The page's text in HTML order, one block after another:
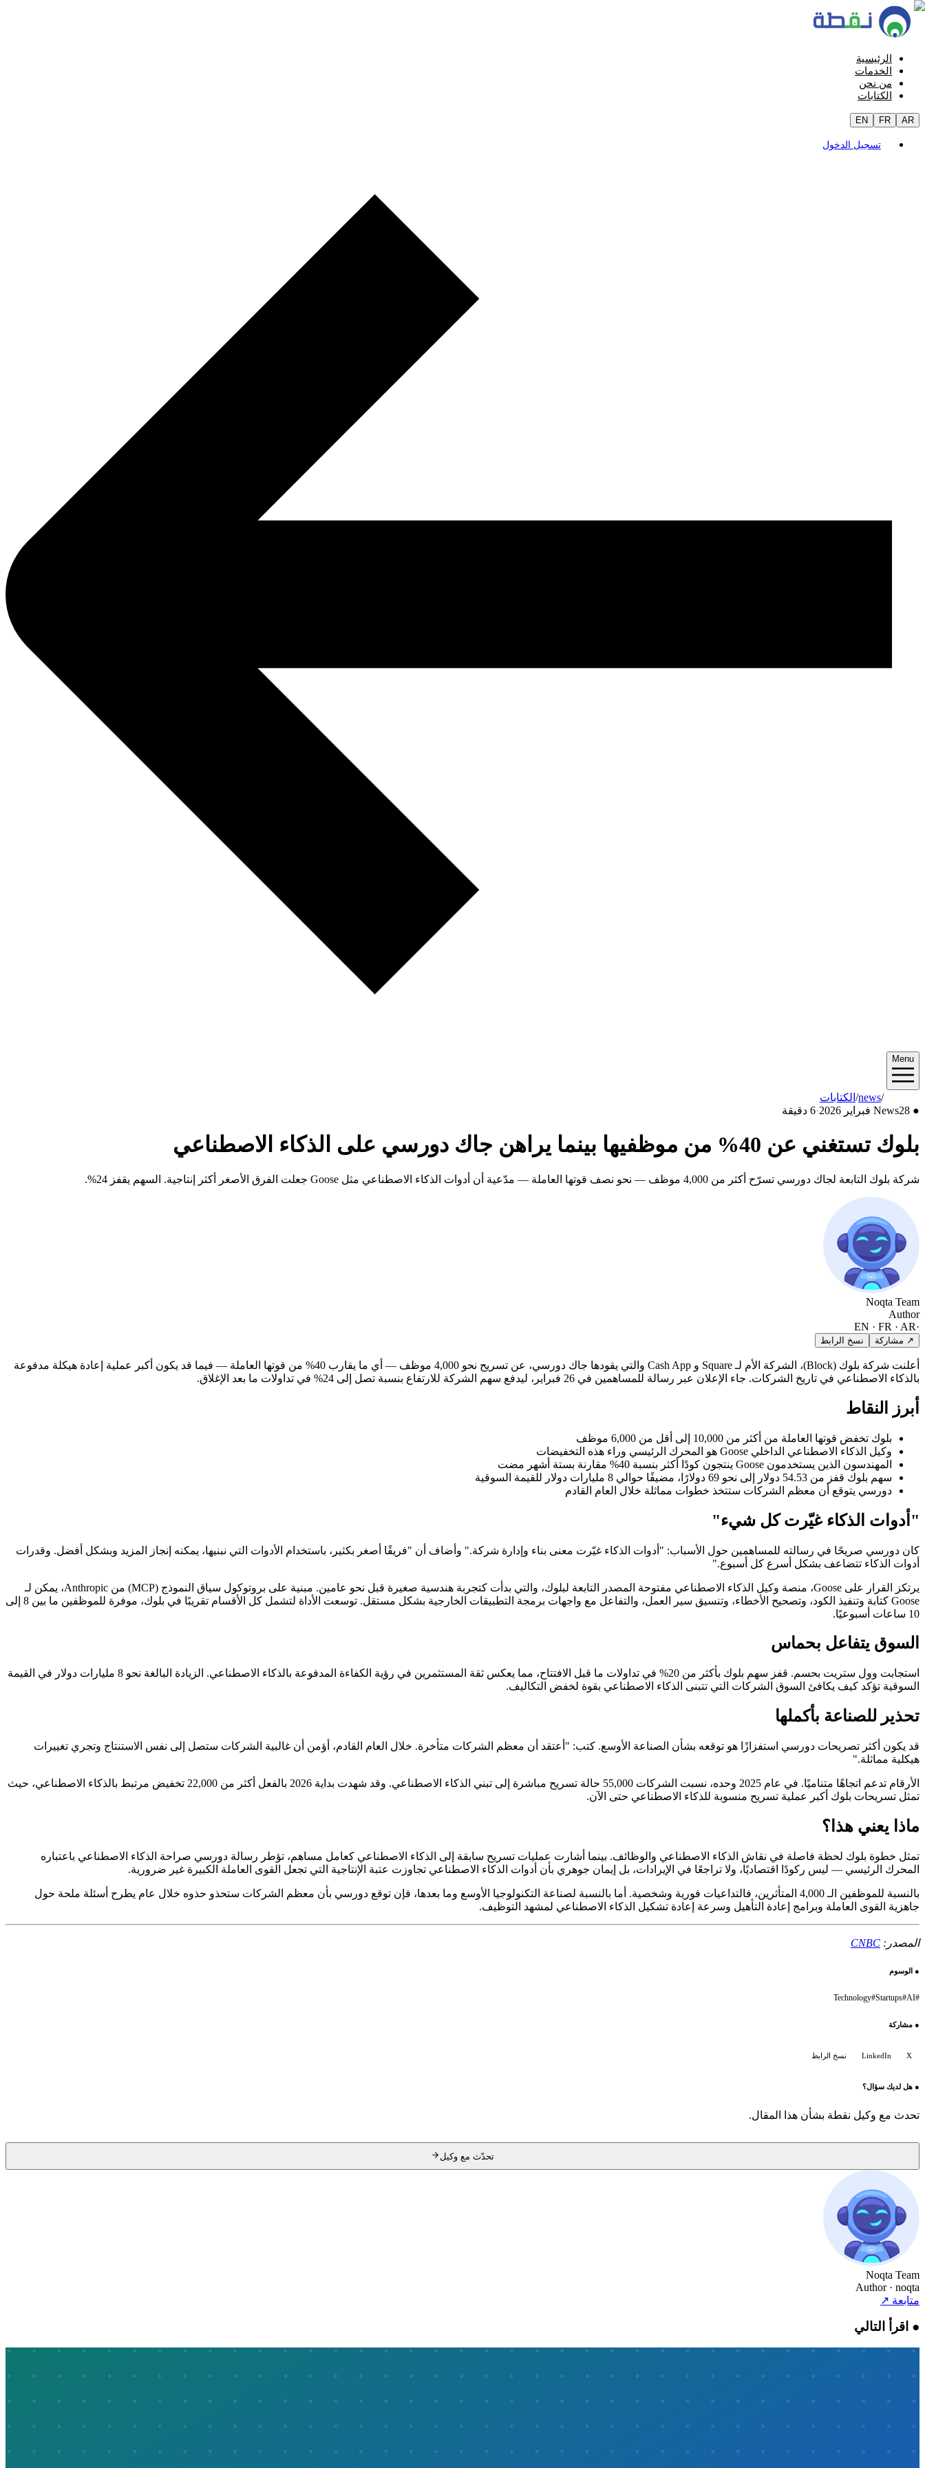
الرئيسية
الخدمات
من نحن
الكتابات
EN FR AR
تسجيل الدخول
Menu
الكتابات /news/2026/02
●
News28 فبراير 2026 ·6 دقيقة
بلوك تستغني عن 40% من موظفيها بينما يراهن جاك دورسي على الذكاء الاصطناعي
شركة بلوك التابعة لجاك دورسي تسرّح أكثر من 4,000 موظف — نحو نصف قوتها العاملة — مدّعية أن أدوات الذكاء الاصطناعي مثل Goose جعلت الفرق الأصغر أكثر إنتاجية. السهم يقفز 24%.
Noqta Team
Author
·
EN · FR · AR
↗ مشاركة نسخ الرابط
أعلنت شركة بلوك (Block)، الشركة الأم لـ Square و Cash App والتي يقودها جاك دورسي، عن تسريح نحو 4,000 موظف — أي ما يقارب 40% من قوتها العاملة — فيما قد يكون أكبر عملية إعادة هيكلة مدفوعة
بالذكاء الاصطناعي في تاريخ الشركات. جاء الإعلان عبر رسالة للمساهمين في 26 فبراير، ليدفع سهم الشركة للارتفاع بنسبة تصل إلى 24% في تداولات ما بعد الإغلاق.
أبرز النقاط
بلوك تخفض قوتها العاملة من أكثر من 10,000 إلى أقل من 6,000 موظف
وكيل الذكاء الاصطناعي الداخلي Goose هو المحرك الرئيسي وراء هذه التخفيضات
المهندسون الذين يستخدمون Goose ينتجون كودًا أكثر بنسبة 40% مقارنة بستة أشهر مضت
سهم بلوك قفز من 54.53 دولار إلى نحو 69 دولارًا، مضيفًا حوالي 8 مليارات دولار للقيمة السوقية
دورسي يتوقع أن معظم الشركات ستتخذ خطوات مماثلة خلال العام القادم
"أدوات الذكاء غيّرت كل شيء"
كان دورسي صريحًا في رسالته للمساهمين حول الأسباب: "أدوات الذكاء غيّرت معنى بناء وإدارة شركة." وأضاف أن "فريقًا أصغر بكثير، باستخدام الأدوات التي نبنيها، يمكنه إنجاز المزيد وبشكل أفضل. وقدرات
أدوات الذكاء تتضاعف بشكل أسرع كل أسبوع."
يرتكز القرار على Goose، منصة وكيل الذكاء الاصطناعي مفتوحة المصدر التابعة لبلوك، والتي بدأت كتجربة هندسية صغيرة قبل نحو عامين. مبنية على بروتوكول سياق النموذج (MCP) من Anthropic، يمكن لـ
Goose كتابة وتنفيذ الكود، وتصحيح الأخطاء، وتنسيق سير العمل، والتفاعل مع واجهات برمجة التطبيقات الخارجية بشكل مستقل. توسعت الأداة لتشمل كل الأقسام تقريبًا في بلوك، موفرة للموظفين ما بين 8 إلى
10 ساعات أسبوعيًا.
السوق يتفاعل بحماس
استجابت وول ستريت بحسم. قفز سهم بلوك بأكثر من 20% في تداولات ما قبل الافتتاح، مما يعكس ثقة المستثمرين في رؤية الكفاءة المدفوعة بالذكاء الاصطناعي. الزيادة البالغة نحو 8 مليارات دولار في القيمة
السوقية تؤكد كيف يكافئ السوق الشركات التي تتبنى الذكاء الاصطناعي بقوة لخفض التكاليف.
تحذير للصناعة بأكملها
قد يكون أكثر تصريحات دورسي استفزازًا هو توقعه بشأن الصناعة الأوسع. كتب: "أعتقد أن معظم الشركات متأخرة. خلال العام القادم، أؤمن أن غالبية الشركات ستصل إلى نفس الاستنتاج وتجري تغييرات
هيكلية مماثلة."
الأرقام تدعم اتجاهًا متناميًا. في عام 2025 وحده، نسبت الشركات 55,000 حالة تسريح مباشرة إلى تبني الذكاء الاصطناعي. وقد شهدت بداية 2026 بالفعل أكثر من 22,000 تخفيض مرتبط بالذكاء الاصطناعي، حيث
تمثل تسريحات بلوك أكبر عملية تسريح منسوبة للذكاء الاصطناعي حتى الآن.
ماذا يعني هذا؟
تمثل خطوة بلوك لحظة فاصلة في نقاش الذكاء الاصطناعي والوظائف. بينما أشارت عمليات تسريح سابقة إلى الذكاء الاصطناعي كعامل مساهم، تؤطر رسالة دورسي صراحة الذكاء الاصطناعي باعتباره
المحرك الرئيسي — ليس ركودًا اقتصاديًا، ولا تراجعًا في الإيرادات، بل إيمان جوهري بأن أدوات الذكاء الاصطناعي تجاوزت عتبة الإنتاجية التي تجعل القوى العاملة الكبيرة غير ضرورية.
بالنسبة للموظفين الـ 4,000 المتأثرين، فالتداعيات فورية وشخصية. أما بالنسبة لصناعة التكنولوجيا الأوسع وما بعدها، فإن توقع دورسي بأن معظم الشركات ستحذو حذوه خلال عام يطرح أسئلة ملحة حول
جاهزية القوى العاملة وبرامج إعادة التأهيل وسرعة إعادة تشكيل الذكاء الاصطناعي لمشهد التوظيف.
المصدر: CNBC
● الوسوم
#
AI
#
Startups
#
Technology
● مشاركة
X
LinkedIn نسخ الرابط
● هل لديك سؤال؟
تحدث مع وكيل نقطة بشأن هذا المقال.
تحدّث مع وكيل
Noqta Team
Author· noqta
متابعة ↗
● اقرأ التالي